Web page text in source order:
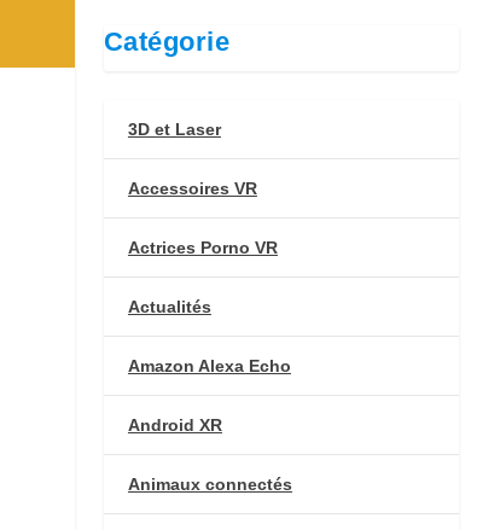
Catégorie
3D et Laser
Accessoires VR
Actrices Porno VR
Actualités
Amazon Alexa Echo
Android XR
Animaux connectés